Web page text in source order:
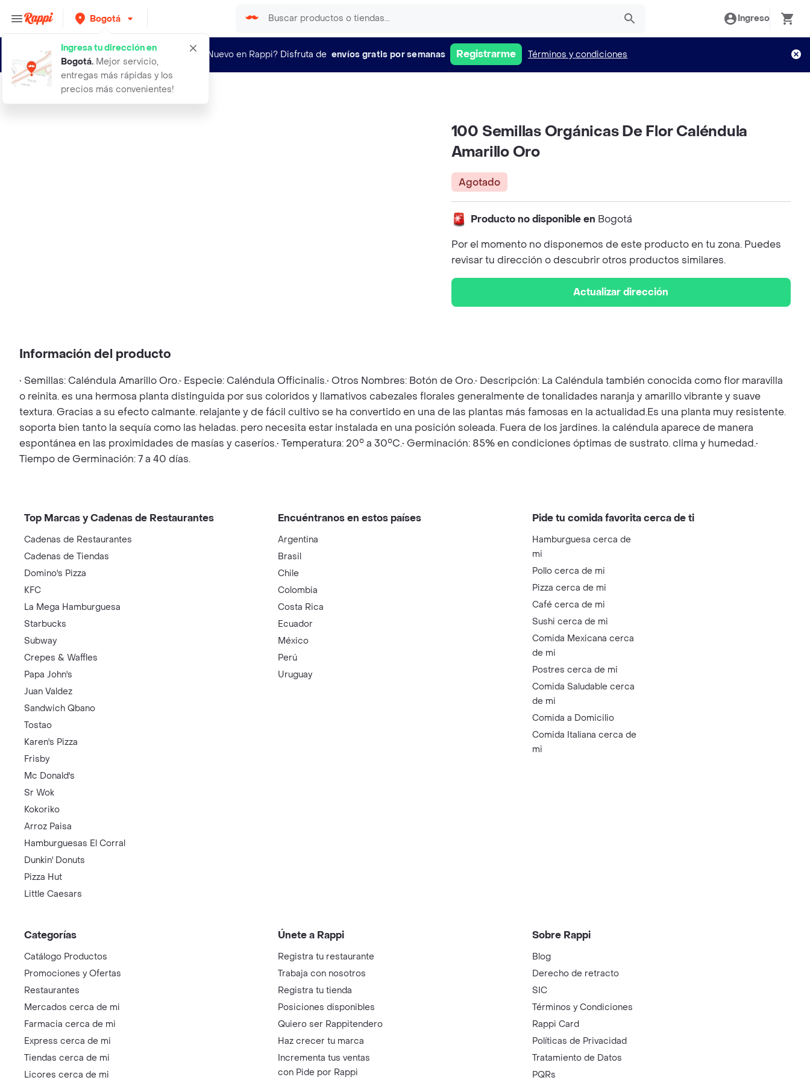
Bogotá
Ingresa tu dirección en
Bogotá. Mejor servicio,
entregas más rápidas y los
precios más convenientes!
Ingreso
¿Nuevo en Rappi? Disfruta de envíos gratis por semanas Registrarme Términos y condiciones
100 semillas organicas de flor cale
100 Semillas Orgánicas De Flor Caléndula
Amarillo Oro
Agotado
Producto no disponible en Bogotá
Por el momento no disponemos de este producto en tu zona. Puedes
revisar tu dirección o descubrir otros productos similares.
Actualizar dirección
Información del producto
• Semillas: Caléndula Amarillo Oro.• Especie: Caléndula Officinalis.• Otros Nombres: Botón de Oro.• Descripción: La Caléndula también conocida como flor maravilla
o reinita. es una hermosa planta distinguida por sus coloridos y llamativos cabezales florales generalmente de tonalidades naranja y amarillo vibrante y suave
textura. Gracias a su efecto calmante. relajante y de fácil cultivo se ha convertido en una de las plantas más famosas en la actualidad.Es una planta muy resistente.
soporta bien tanto la sequía como las heladas. pero necesita estar instalada en una posición soleada. Fuera de los jardines. la caléndula aparece de manera
espontánea en las proximidades de masías y caseríos.• Temperatura: 20° a 30°C.• Germinación: 85% en condiciones óptimas de sustrato. clima y humedad.•
Tiempo de Germinación: 7 a 40 días.
Top Marcas y Cadenas de Restaurantes
Cadenas de Restaurantes
Cadenas de Tiendas
Domino's Pizza
KFC
La Mega Hamburguesa
Starbucks
Subway
Crepes & Waffles
Papa John's
Juan Valdez
Sandwich Qbano
Tostao
Karen's Pizza
Frisby
Mc Donald's
Sr Wok
Kokoriko
Arroz Paisa
Hamburguesas El Corral
Dunkin' Donuts
Pizza Hut
Little Caesars
Encuéntranos en estos países
Argentina
Brasil
Chile
Colombia
Costa Rica
Ecuador
México
Perú
Uruguay
Pide tu comida favorita cerca de ti
Hamburguesa cerca de
mi
Pollo cerca de mi
Pizza cerca de mi
Café cerca de mi
Sushi cerca de mi
Comida Mexicana cerca
de mi
Postres cerca de mi
Comida Saludable cerca
de mi
Comida a Domicilio
Comida Italiana cerca de
mi
Categorías
Catálogo Productos
Promociones y Ofertas
Restaurantes
Mercados cerca de mi
Farmacia cerca de mi
Express cerca de mi
Tiendas cerca de mi
Licores cerca de mi
Únete a Rappi
Registra tu restaurante
Trabaja con nosotros
Registra tu tienda
Posiciones disponibles
Quiero ser Rappitendero
Haz crecer tu marca
Incrementa tus ventas
con Pide por Rappi
Sobre Rappi
Blog
Derecho de retracto
SIC
Términos y Condiciones
Rappi Card
Políticas de Privacidad
Tratamiento de Datos
PQRs